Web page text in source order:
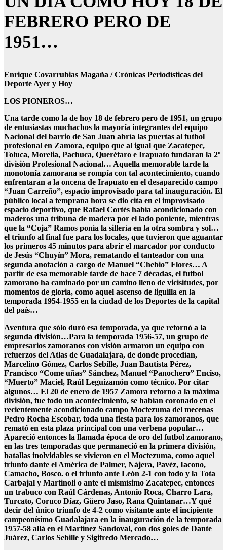
FEBRERO PERO DE
1951…
Enrique Covarrubias Magaña / Crónicas Periodísticas del
Deporte Ayer y Hoy
LOS PIONEROS…
Una tarde como la de hoy 18 de febrero pero de 1951, un grupo
de entusiastas muchachos la mayoría integrantes del equipo
Nacional del barrio de San Juan abría las puertas al futbol
profesional en Zamora, equipo que al igual que Zacatepec,
Toluca, Morelia, Pachuca, Querétaro e Irapuato fundaran la 2º
división Profesional Nacional… Aquella memorable tarde la
monotonía zamorana se rompía con tal acontecimiento, cuando
enfrentaran a la oncena de Irapuato en el desaparecido campo
“Juan Carreño”, espacio improvisado para tal inauguración. El
público local a temprana hora se dio cita en el improvisado
espacio deportivo, que Rafael Cortés había acondicionado con
maderos una tribuna de madera por el lado poniente, mientras
que la “Coja” Ramos ponía la sillería en la otra sombra y sol…
el triunfo al final fue para los locales, que tuvieron que aguantar
los primeros 45 minutos para abrir el marcador por conducto
de Jesús “Chuyín” Mora, rematando el tanteador con una
segunda anotación a cargo de Manuel “Chebio” Flores… A
partir de esa memorable tarde de hace 7 décadas, el futbol
zamorano ha caminado por un camino lleno de vicisitudes, por
momentos de gloria, como aquel ascenso de liguilla en la
temporada 1954-1955 en la ciudad de los Deportes de la capital
del país…
Aventura que sólo duró esa temporada, ya que retornó a la
segunda división…Para la temporada 1956-57, un grupo de
empresarios zamoranos con visión armaron un equipo con
refuerzos del Atlas de Guadalajara, de donde procedían,
Marcelino Gómez, Carlos Sebille, Juan Bautista Pérez,
Francisco “Come uñas” Sánchez, Manuel “Panochero” Enciso,
“Muerto” Maciel, Raúl Leguizamón como técnico. Por citar
algunos… El 20 de enero de 1957 Zamora retorno a la máxima
división, fue todo un acontecimiento, se habían coronado en el
recientemente acondicionado campo Moctezuma del mecenas
Pedro Rocha Escobar, toda una fiesta para los zamoranos, que
remató en esta plaza principal con una verbena popular…
Apareció entonces la llamada época de oro del futbol zamorano,
en las tres temporadas que permaneció en la primera división,
batallas inolvidables se vivieron en el Moctezuma, como aquel
triunfo dante el América de Palmer, Nájera, Pavéz, Iacono,
Camacho, Bosco. o el triunfo ante León 2-1 con todo y la Tota
Carbajal y Martinoli o ante el mismísimo Zacatepec, entonces
un trabuco con Raúl Cárdenas, Antonio Roca, Charro Lara,
Turcato, Coruco Díaz, Güero Jaso, Rana Quintanar…Y qué
decir del único triunfo de 4-2 como visitante ante el incipiente
campeonísimo Guadalajara en la inauguración de la temporada
1957-58 allá en el Martínez Sandoval, con dos goles de Dante
Juárez, Carlos Sebille y Sigifredo Mercado…